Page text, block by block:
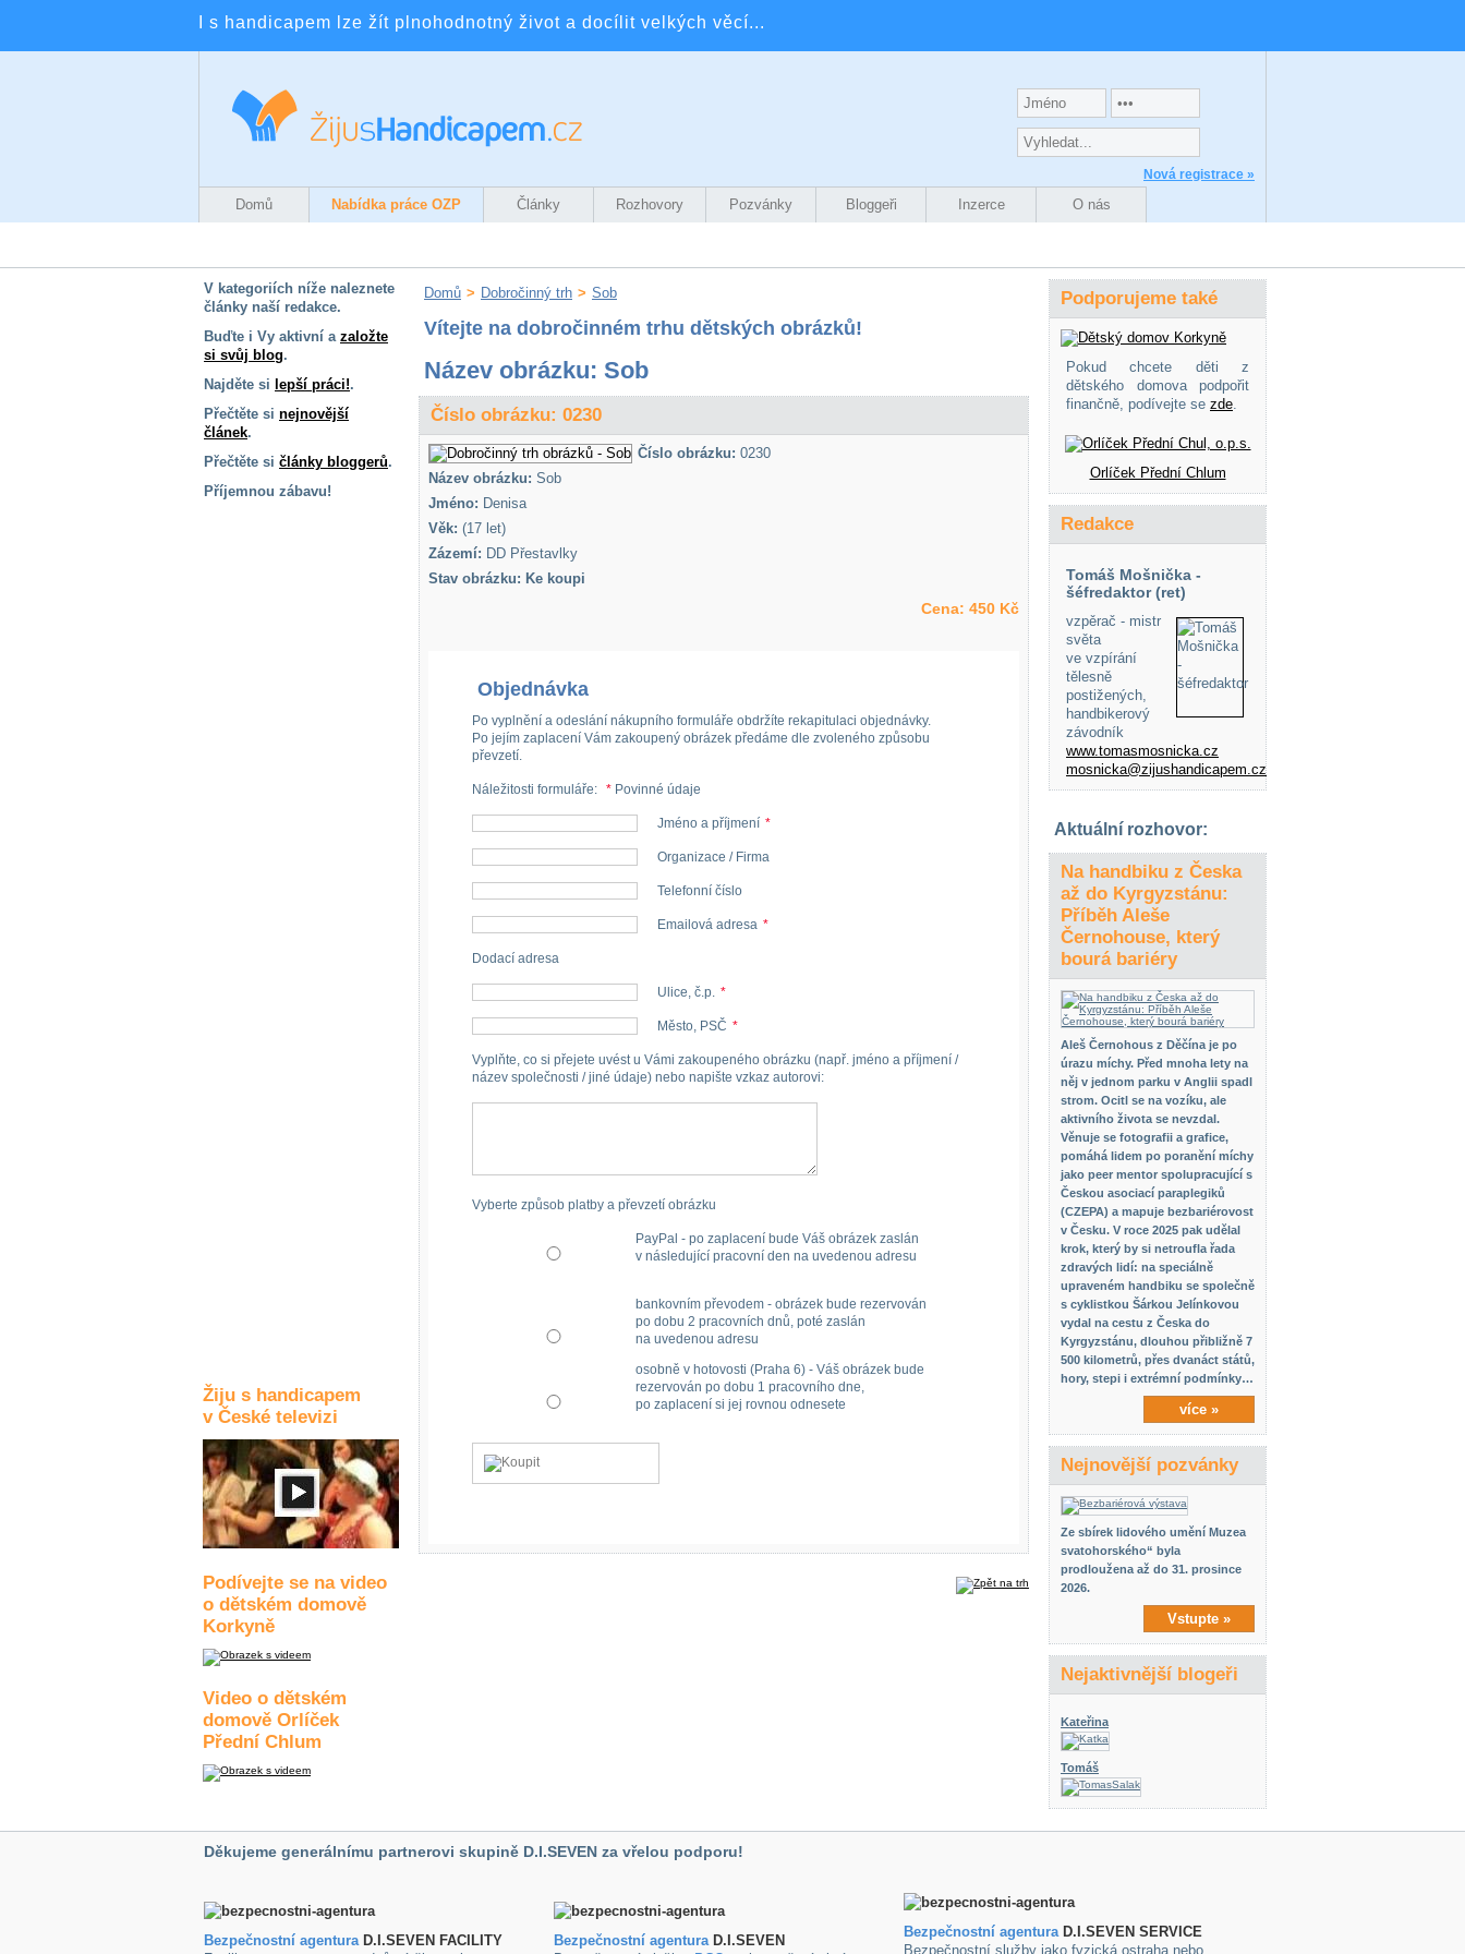
I s handicapem lze žít plnohodnotný život a docílit velkých věcí...
Nová registrace »
Domů Nabídka práce OZP Články Rozhovory Pozvánky Bloggeři Inzerce O nás
V kategoriích níže naleznete
články naší redakce.
Buďte i Vy aktivní a založte
si svůj blog.
Najděte si lepší práci!.
Přečtěte si nejnovější
článek.
Přečtěte si články bloggerů.
Příjemnou zábavu!
Žiju s handicapem
v České televizi
Podívejte se na video
o dětském domově
Korkyně
Video o dětském
domově Orlíček
Přední Chlum
Domů > Dobročinný trh > Sob
Vítejte na dobročinném trhu dětských obrázků!
Název obrázku: Sob
Číslo obrázku: 0230
Číslo obrázku: 0230
Název obrázku: Sob
Jméno: Denisa
Věk: (17 let)
Zázemí: DD Přestavlky
Stav obrázku: Ke koupi
Cena: 450 Kč
Objednávka
Po vyplnění a odeslání nákupního formuláře obdržíte rekapitulaci objednávky.
Po jejím zaplacení Vám zakoupený obrázek předáme dle zvoleného způsobu
převzetí.
Náležitosti formuláře: * Povinné údaje
Jméno a příjmení *
Organizace / Firma
Telefonní číslo
Emailová adresa *
Dodací adresa
Ulice, č.p. *
Město, PSČ *
Vyplňte, co si přejete uvést u Vámi zakoupeného obrázku (např. jméno a příjmení /
název společnosti / jiné údaje) nebo napište vzkaz autorovi:
Vyberte způsob platby a převzetí obrázku
PayPal - po zaplacení bude Váš obrázek zaslán
v následující pracovní den na uvedenou adresu
bankovním převodem - obrázek bude rezervován
po dobu 2 pracovních dnů, poté zaslán
na uvedenou adresu
osobně v hotovosti (Praha 6) - Váš obrázek bude
rezervován po dobu 1 pracovního dne,
po zaplacení si jej rovnou odnesete
Podporujeme také
Pokud chcete děti z
dětského domova podpořit
finančně, podívejte se zde.
Orlíček Přední Chlum
Redakce
Tomáš Mošnička -
šéfredaktor (ret)
vzpěrač - mistr
světa
ve vzpírání
tělesně
postižených,
handbikerový
závodník
www.tomasmosnicka.cz
mosnicka@zijushandicapem.cz
Aktuální rozhovor:
Na handbiku z Česka
až do Kyrgyzstánu:
Příběh Aleše
Černohouse, který
bourá bariéry
Aleš Černohous z Děčína je po
úrazu míchy. Před mnoha lety na
něj v jednom parku v Anglii spadl
strom. Ocitl se na vozíku, ale
aktivního života se nevzdal.
Věnuje se fotografii a grafice,
pomáhá lidem po poranění míchy
jako peer mentor spolupracující s
Českou asociací paraplegiků
(CZEPA) a mapuje bezbariérovost
v Česku. V roce 2025 pak udělal
krok, který by si netroufla řada
zdravých lidí: na speciálně
upraveném handbiku se společně
s cyklistkou Šárkou Jelínkovou
vydal na cestu z Česka do
Kyrgyzstánu, dlouhou přibližně 7
500 kilometrů, přes dvanáct států,
hory, stepi i extrémní podmínky…
více »
Nejnovější pozvánky
Ze sbírek lidového umění Muzea
svatohorského“ byla
prodloužena až do 31. prosince
2026.
Vstupte »
Nejaktivnější blogeři
Kateřina
Tomáš
Děkujeme generálnímu partnerovi skupině D.I.SEVEN za vřelou podporu!
Bezpečnostní agenturaD.I.SEVEN FACILITY
Bezpečnostní agenturaD.I.SEVEN
Bezpečnostní agenturaD.I.SEVEN SERVICE
Bezpečnostní služby jako fyzická ostraha nebo